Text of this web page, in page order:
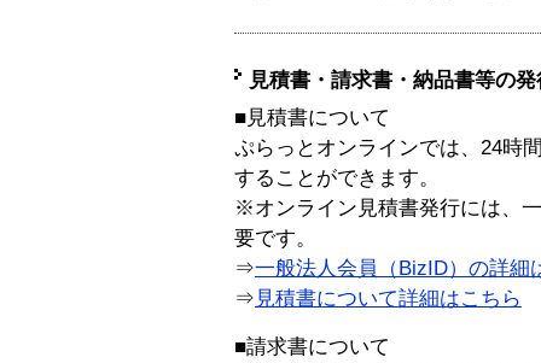
見積書・請求書・納品書等の
■見積書について
ぷらっとオンラインでは、24時
することができます。
※オンライン見積書発行には、
要です。
⇒一般法人会員（BizID）の詳細
⇒ 見積書について詳細はこちら
■請求書について